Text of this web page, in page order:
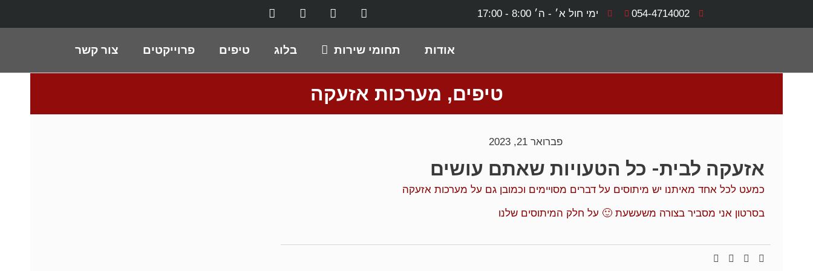
054-4714002 ימי חול א׳ - ה׳ 8:00 - 17:00
אודות תחומי שירות בלוג טיפים פרוייקטים צור קשר
טיפים, מערכות אזעקה
פברואר 21, 2023
אזעקה לבית- כל הטעויות שאתם עושים
כמעט לכל אחד מאיתנו יש מיתוסים על דברים מסויימים וכמובן גם על מערכות אזעקה
בסרטון אני מסביר בצורה משעשעת 🙂 על חלק המיתוסים שלנו